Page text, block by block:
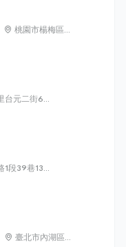
桃園市楊梅區高
台元二街6號
1段39巷134
臺北市內湖區瑞